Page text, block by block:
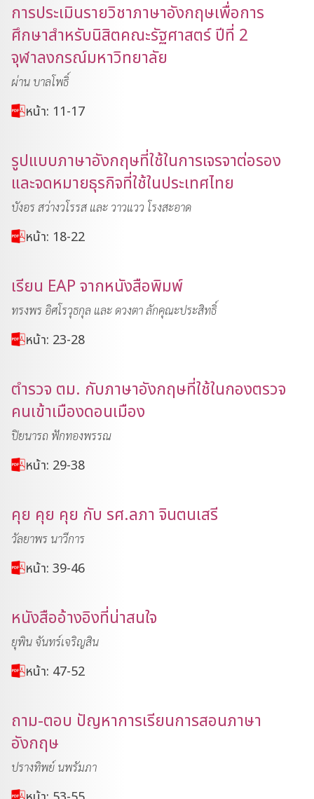
การประเมินรายวิชาภาษาอังกฤษเพื่อการ
ศึกษาสำหรับนิสิตคณะรัฐศาสตร์ ปีที่ 2
จุฬาลงกรณ์มหาวิทยาลัย
ผ่าน บาลโพธิ์
หน้า: 11-17
รูปแบบภาษาอังกฤษที่ใช้ในการเจรจาต่อรอง
และจดหมายธุรกิจที่ใช้ในประเทศไทย
บังอร สว่างวโรรส และ วาวแวว โรงสะอาด
หน้า: 18-22
เรียน EAP จากหนังสือพิมพ์
ทรงพร อิศโรวุธกุล และ ดวงตา ลักคุณะประสิทธิ์
หน้า: 23-28
ตำรวจ ตม. กับภาษาอังกฤษที่ใช้ในกองตรวจ
คนเข้าเมืองดอนเมือง
ปิยนารถ ฟักทองพรรณ
หน้า: 29-38
คุย คุย คุย กับ รศ.ลภา จินตนเสรี
วัลยาพร นาวีการ
หน้า: 39-46
หนังสืออ้างอิงที่น่าสนใจ
ยุพิน จันทร์เจริญสิน
หน้า: 47-52
ถาม-ตอบ ปัญหาการเรียนการสอนภาษา
อังกฤษ
ปรางทิพย์ นพรัมภา